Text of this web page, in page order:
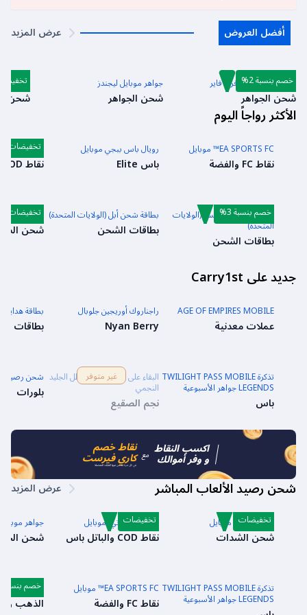
أفضل العروض
عرض المزيد
شحن مباشر للعبة فري فاير
شحن الجواهر
خصم بنسبة 2% جواهر موبايل ليجندز
شحن الجواهر
شدات
شحن
الأكثر رواجاً اليوم
EA SPORTS FC™ موبايل
نقاط FC والفضة
رويال باس ببجي موبايل
باس Elite
كول أوف
نقاط COD والباتل باس
تخفيضات
بطاقة شحن روبلوكس (الولايات
المتحدة)
بطاقات الشحن
خصم بنسبة 3% بطاقة شحن أبل (الولايات المتحدة)
بطاقات الشحن
شدات ببجي
شحن
تخفيضات
جديد على Carry1st
AGE OF EMPIRES MOBILE
عملات معدنية
راجناروك أوريجين جلوبال
Nyan Berry
بطاقة هدايا
بطاقات
تذكرة TWILIGHT PASS MOBILE
LEGENDS جواهر الأسبوعية
باس
البقاء على قيد الحياة في ظل الجليد
النجمي
نجم الصقيع
غير متوفر شحن رصيد
بلورات
اكسب النقاط
و وفر أموالك مع نقاط خصم
كاري فيرست
في كل مرة تشحن فيها العابك المفضلة
شحن رصيد الألعاب المباشر عرض المزيد
شدات ببجي موبايل
شحن الشدات
تخفيضات كول أوف دوتي: موبايل
نقاط COD والباتل باس
تخفيضات جواهر
شحن
تذكرة TWILIGHT PASS MOBILE
LEGENDS جواهر الأسبوعية
EA SPORTS FC™ موبايل
نقاط FC والفضة
ضربة الدم
الذهب
خصم بنسبة 10%